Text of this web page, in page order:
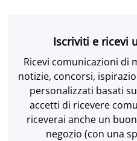
Iscriviti e ricevi
Ricevi comunicazioni di
notizie, concorsi,
personalizzati basati
accetti di ricevere
riceverai anche un
negozio (con una